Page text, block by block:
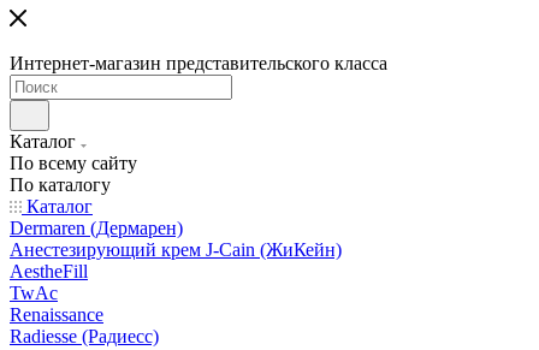
Интернет-магазин представительского класса
Каталог
По всему сайту
По каталогу
Каталог
Dermaren (Дермарен)
Анестезирующий крем J-Cain (ЖиКейн)
AestheFill
TwAc
Renaissance
Radiesse (Радиесс)